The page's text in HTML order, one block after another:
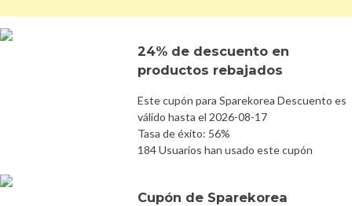
24% de descuento en
productos rebajados
Este cupón para Sparekorea Descuento es
válido hasta el 2026-08-17
Tasa de éxito: 56%
184 Usuarios han usado este cupón
Cupón de Sparekorea